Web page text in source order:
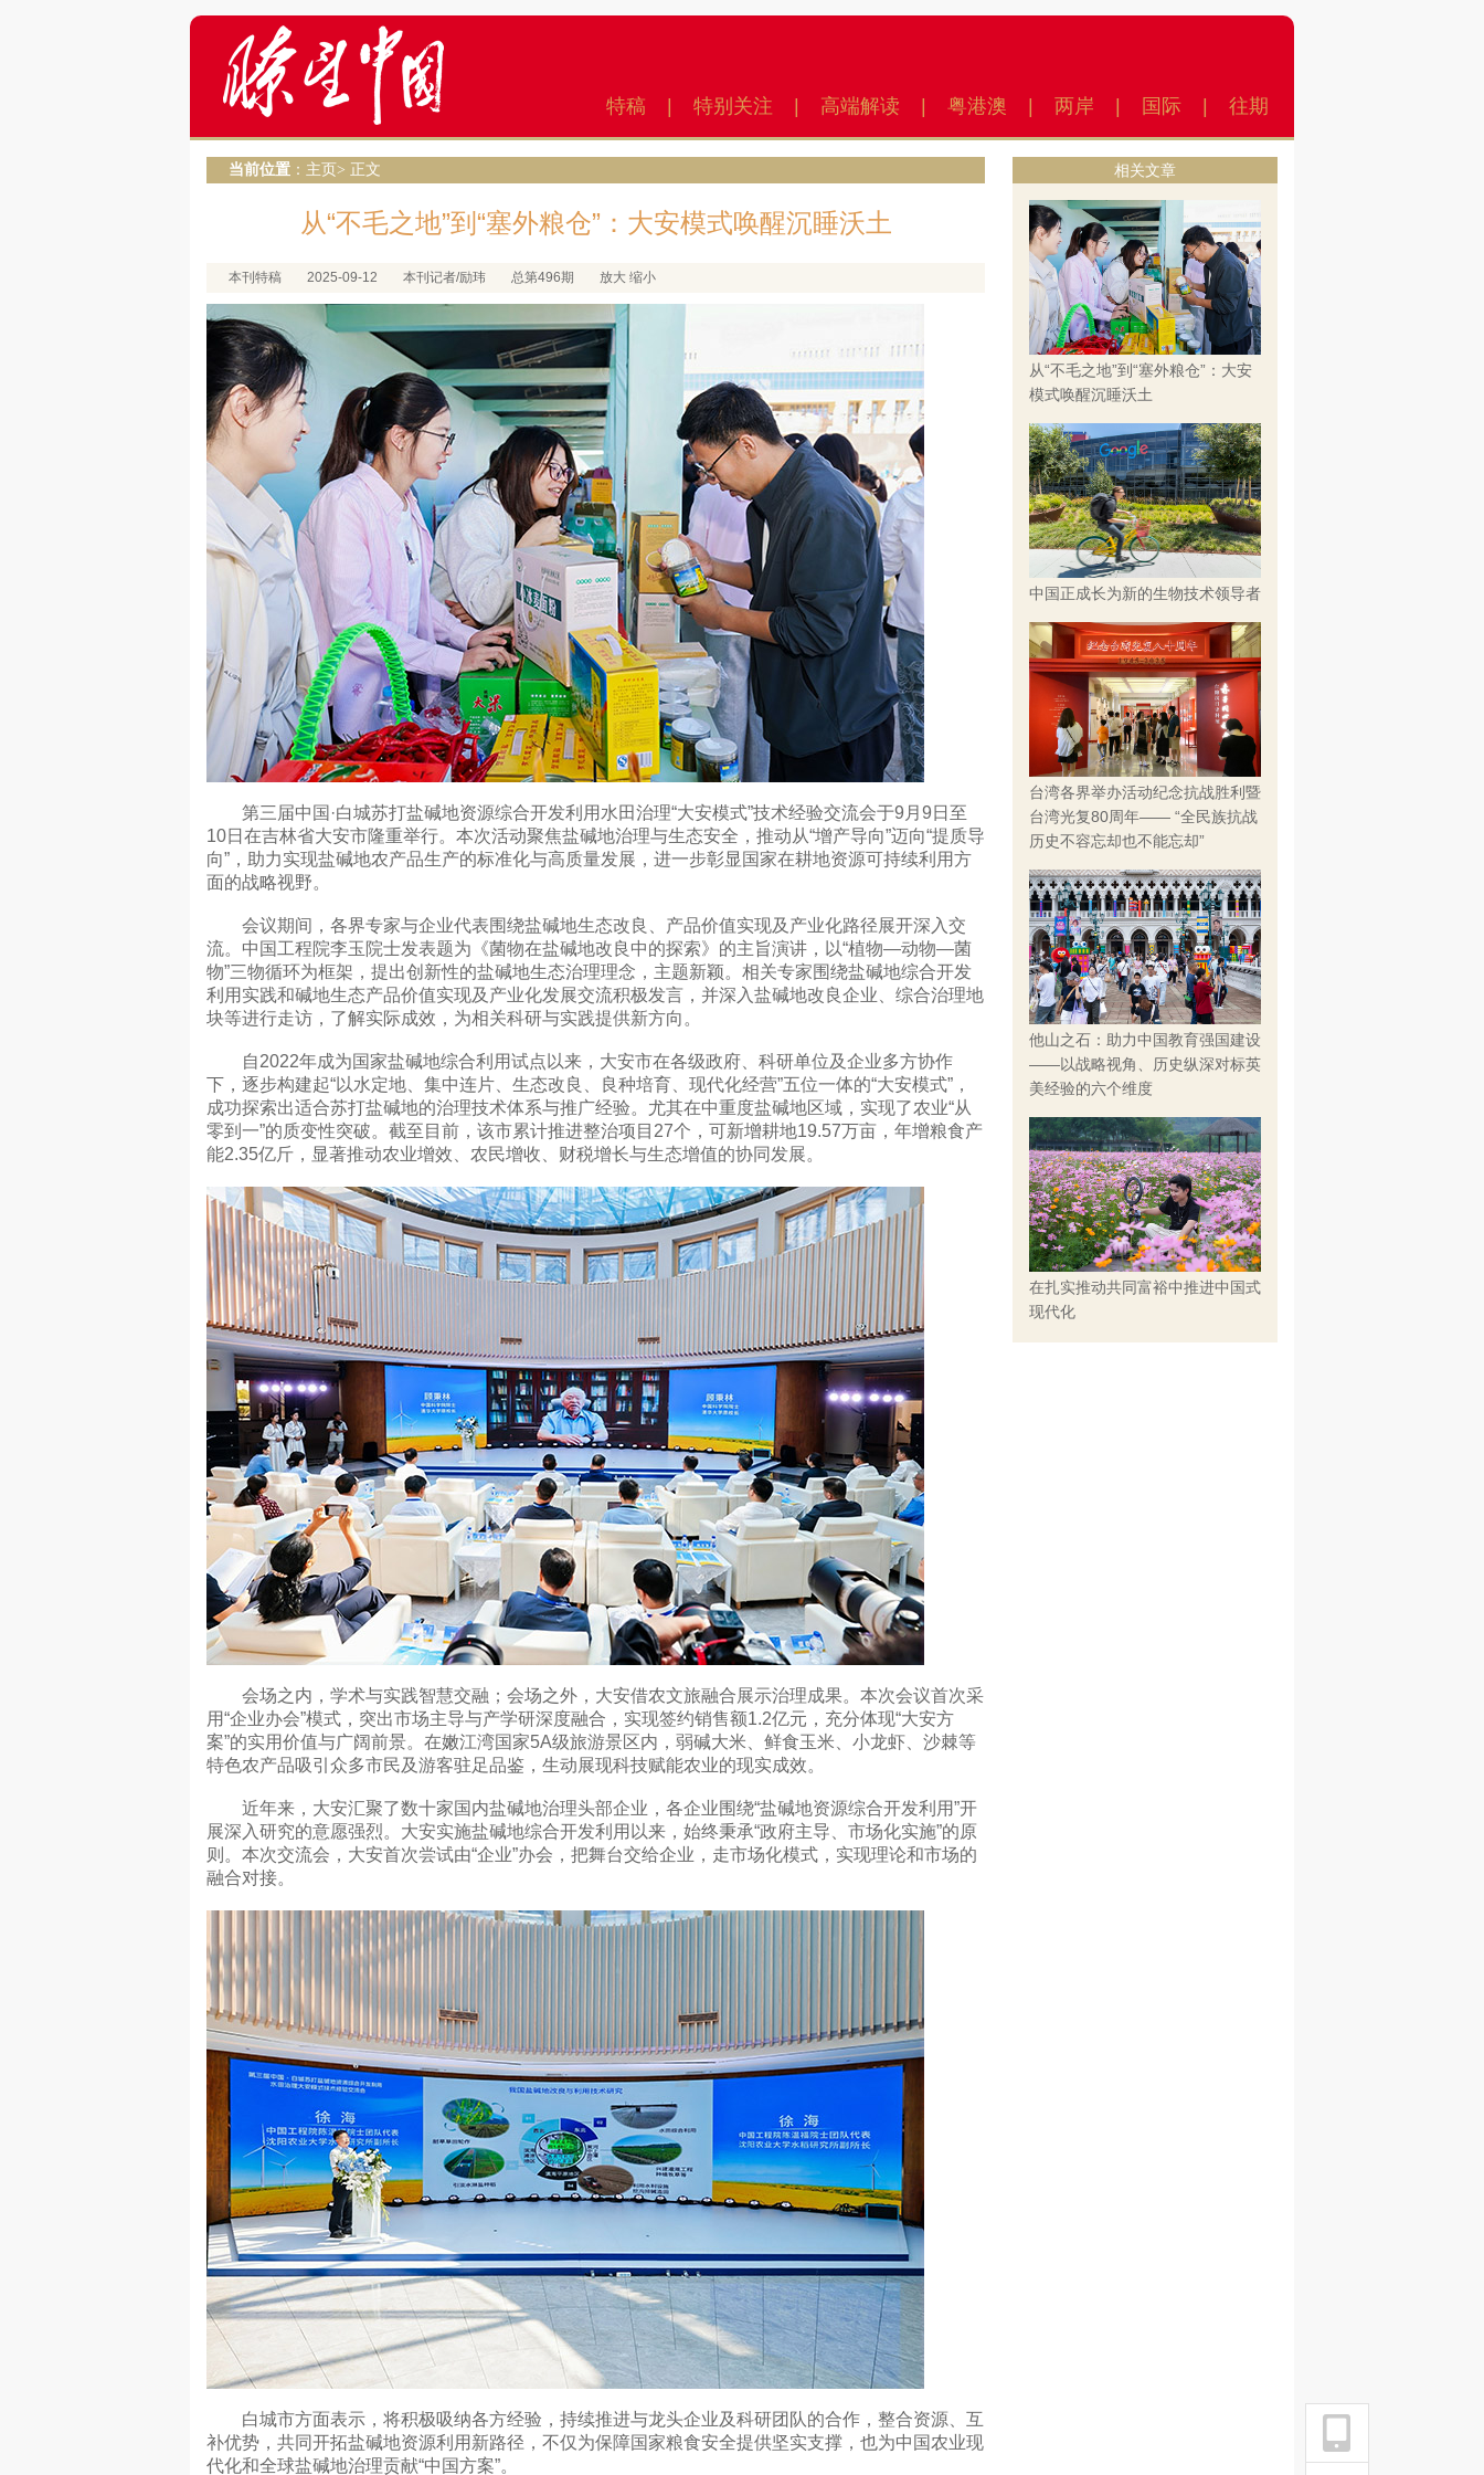
特稿 特别关注 高端解读 粤港澳 两岸 国际 往期
当前位置 ： 主页 > 正文
从“不毛之地”到“塞外粮仓”：大安模式唤醒沉睡沃土
本刊特稿 2025-09-12 本刊记者/励玮 总第496期 放大 缩小
第三届中国·白城苏打盐碱地资源综合开发利用水田治理“大安模式”技术经验交流会于9月9日至
10日在吉林省大安市隆重举行。本次活动聚焦盐碱地治理与生态安全，推动从“增产导向”迈向“提质导
向”，助力实现盐碱地农产品生产的标准化与高质量发展，进一步彰显国家在耕地资源可持续利用方
面的战略视野。
会议期间，各界专家与企业代表围绕盐碱地生态改良、产品价值实现及产业化路径展开深入交
流。中国工程院李玉院士发表题为《菌物在盐碱地改良中的探索》的主旨演讲，以“植物—动物—菌
物”三物循环为框架，提出创新性的盐碱地生态治理理念，主题新颖。相关专家围绕盐碱地综合开发
利用实践和碱地生态产品价值实现及产业化发展交流积极发言，并深入盐碱地改良企业、综合治理地
块等进行走访，了解实际成效，为相关科研与实践提供新方向。
自2022年成为国家盐碱地综合利用试点以来，大安市在各级政府、科研单位及企业多方协作
下，逐步构建起“以水定地、集中连片、生态改良、良种培育、现代化经营”五位一体的“大安模式”，
成功探索出适合苏打盐碱地的治理技术体系与推广经验。尤其在中重度盐碱地区域，实现了农业“从
零到一”的质变性突破。截至目前，该市累计推进整治项目27个，可新增耕地19.57万亩，年增粮食产
能2.35亿斤，显著推动农业增效、农民增收、财税增长与生态增值的协同发展。
会场之内，学术与实践智慧交融；会场之外，大安借农文旅融合展示治理成果。本次会议首次采
用“企业办会”模式，突出市场主导与产学研深度融合，实现签约销售额1.2亿元，充分体现“大安方
案”的实用价值与广阔前景。在嫩江湾国家5A级旅游景区内，弱碱大米、鲜食玉米、小龙虾、沙棘等
特色农产品吸引众多市民及游客驻足品鉴，生动展现科技赋能农业的现实成效。
近年来，大安汇聚了数十家国内盐碱地治理头部企业，各企业围绕“盐碱地资源综合开发利用”开
展深入研究的意愿强烈。大安实施盐碱地综合开发利用以来，始终秉承“政府主导、市场化实施”的原
则。本次交流会，大安首次尝试由“企业”办会，把舞台交给企业，走市场化模式，实现理论和市场的
融合对接。
白城市方面表示，将积极吸纳各方经验，持续推进与龙头企业及科研团队的合作，整合资源、互
补优势，共同开拓盐碱地资源利用新路径，不仅为保障国家粮食安全提供坚实支撑，也为中国农业现
代化和全球盐碱地治理贡献“中国方案”。
相关文章
从“不毛之地”到“塞外粮仓”：大安
模式唤醒沉睡沃土
中国正成长为新的生物技术领导者
台湾各界举办活动纪念抗战胜利暨
台湾光复80周年—— “全民族抗战
历史不容忘却也不能忘却”
他山之石：助力中国教育强国建设
——以战略视角、历史纵深对标英
美经验的六个维度
在扎实推动共同富裕中推进中国式
现代化